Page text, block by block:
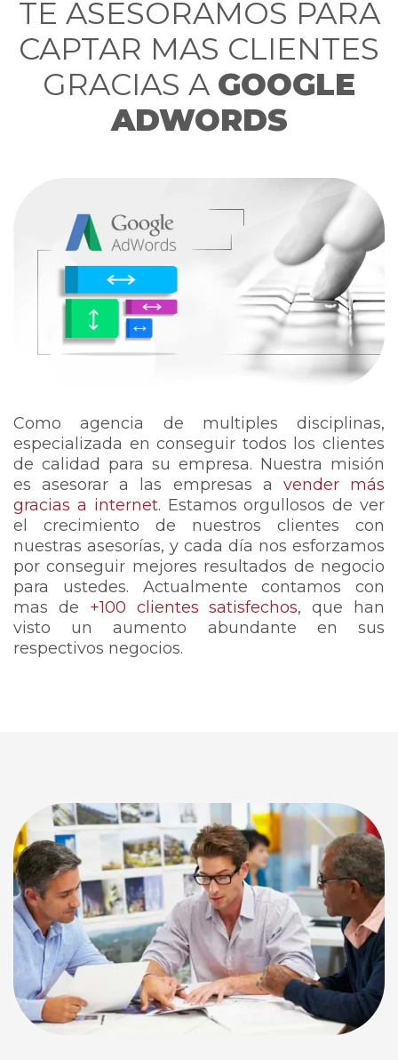
TE ASESORAMOS PARA
CAPTAR MAS CLIENTES
GRACIAS A GOOGLE
ADWORDS
Como
agencia de multiples disciplinas,
especializada en conseguir todos los clientes
de calidad para su empresa. Nuestra misión
es asesorar a las empresas a vender más
gracias a internet. Estamos orgullosos de ver
el crecimiento de nuestros clientes con
nuestras asesorías, y cada día nos esforzamos
por conseguir mejores resultados de negocio
para ustedes. Actualmente contamos con
mas de +100 clientes satisfechos, que han
visto un aumento abundante en sus
respectivos negocios.